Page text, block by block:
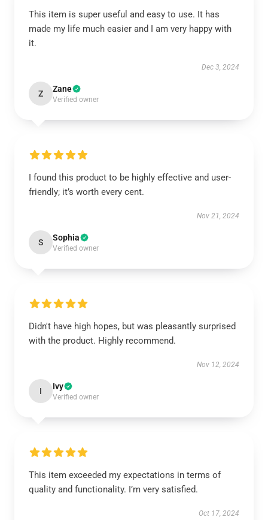
This item is super useful and easy to use. It has
made my life much easier and I am very happy with
it.
Dec 3, 2024
Z Zane
Verified owner
I found this product to be highly effective and user-
friendly; it’s worth every cent.
Nov 21, 2024
S Sophia
Verified owner
Didn't have high hopes, but was pleasantly surprised
with the product. Highly recommend.
Nov 12, 2024
I Ivy
Verified owner
This item exceeded my expectations in terms of
quality and functionality. I’m very satisfied.
Oct 17, 2024